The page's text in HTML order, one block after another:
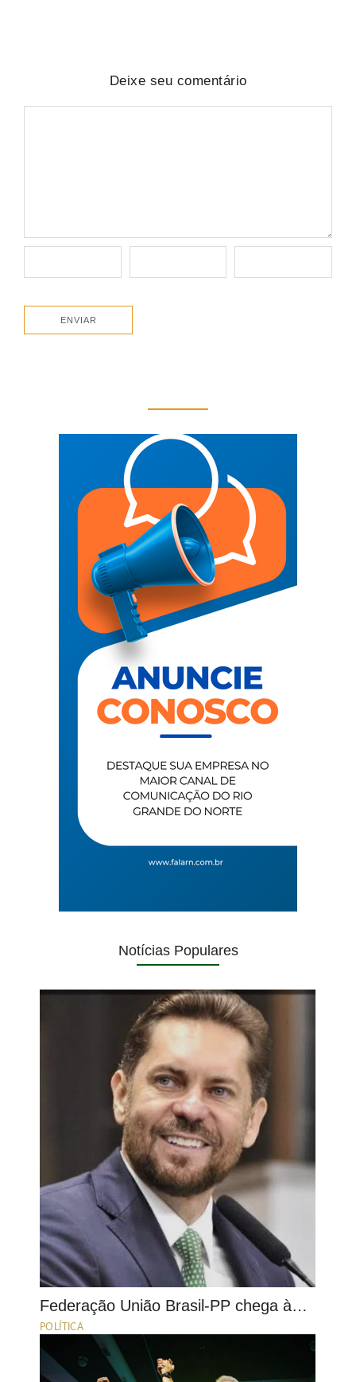
Deixe seu comentário
Notícias Populares
Federação União Brasil-PP chega à…
POLÍTICA